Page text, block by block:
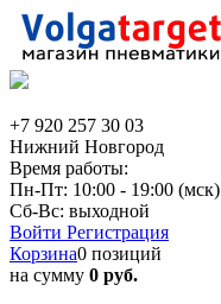
+7 920 257 30 03
Нижний Новгород
Время работы:
Пн-Пт: 10:00 - 19:00 (мск)
Сб-Вс: выходной
Войти Регистрация
Корзина0 позиций
на сумму 0 руб.